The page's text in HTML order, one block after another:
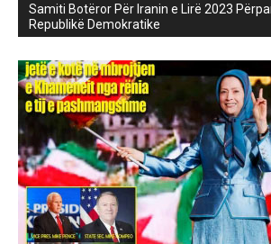
Samiti Botëror Për Iranin e Lirë 2023
Republikë Demokratike